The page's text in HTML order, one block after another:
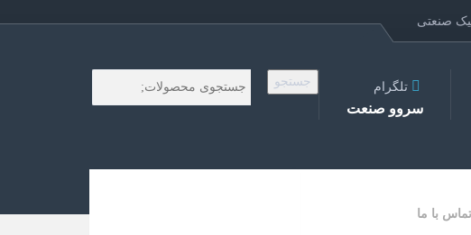
صنعتی
تماس با ما
تلگرام
سروو صنعت
جستجو